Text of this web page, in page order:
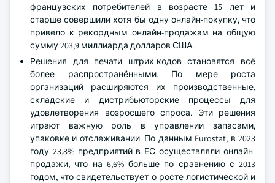
французских потребителей в возрасте 15 лет и
старше совершили хотя бы одну онлайн-покупку, что
привело к рекордным онлайн-продажам на общую
сумму 203,9 миллиарда долларов США.
Решения для печати штрих-кодов становятся всё
более распространёнными. По мере роста
организаций расширяются их производственные,
складские и дистрибьюторские процессы для
удовлетворения возросшего спроса. Эти решения
играют важную роль в управлении запасами,
упаковке и отслеживании. По данным Eurostat, в 2023
году 23,8% предприятий в ЕС осуществляли онлайн-
продажи, что на 6,6% больше по сравнению с 2013
годом, что свидетельствует о росте логистической и